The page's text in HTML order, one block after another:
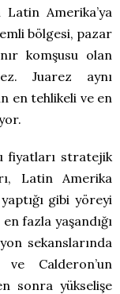
Latin Amerika’ya
bölgesi, pazar
komşusu olan
Juarez aynı
en tehlikeli ve en
fiyatları stratejik
Latin Amerika
gibi yöreyi
fazla yaşandığı
sekanslarında
Calderon’un
sonra yükselişe